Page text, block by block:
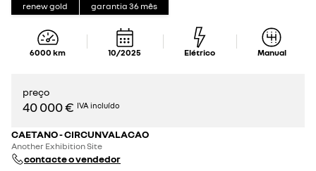
renew gold garantia 36 mês
6000 km 10/2025 Elétrico Manual
preço
40 000 € IVA incluído
CAETANO - CIRCUNVALACAO
Another Exhibition Site
contacte o vendedor